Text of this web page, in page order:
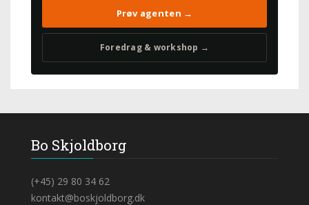
Prøv agenten →
Foredrag & workshop →
Bo Skjoldborg
(+45) 29 80 34 62
kontakt@boskjoldborg.dk